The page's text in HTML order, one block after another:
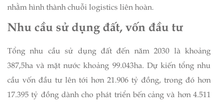
nhằm hình thành chuỗi logistics liên hoàn.
Nhu cầu sử dụng đất, vốn đầu tư
Tổng nhu cầu sử dụng đất đến năm 2030 là khoảng
387,5ha và mặt nước khoảng 99.043ha. Dự kiến tổng nhu
cầu vốn đầu tư lên tới hơn 21.906 tỷ đồng, trong đó hơn
17.395 tỷ đồng dành cho phát triển bến cảng và hơn 4.511